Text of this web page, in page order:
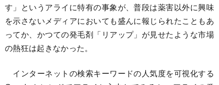
す」というアライに特有の事象が、普段は薬害以外に興味
を示さないメディアにおいても盛んに報じられたこともあ
ってか、かつての発毛剤「リアップ」が見せたような市場
の熱狂は起きなかった。
インターネットの検索キーワードの人気度を可視化する